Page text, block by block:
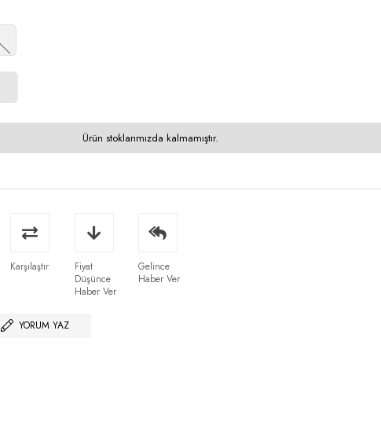
Ürün stoklarımızda kalmamıştır.
Karşılaştır
Fiyat
Düşünce
Haber Ver
Gelince
Haber Ver
YORUM YAZ